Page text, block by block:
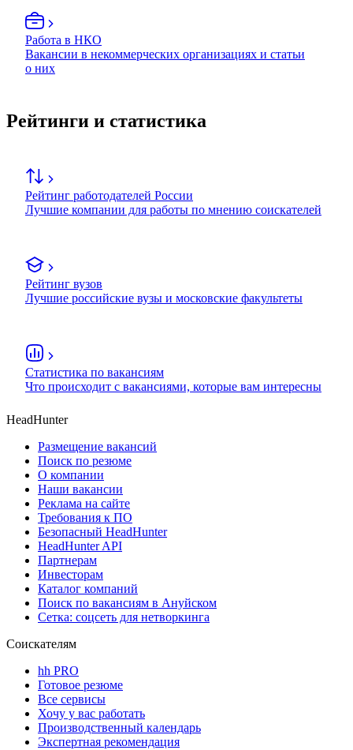
Работа в НКО
Вакансии в некоммерческих организациях и статьи
о них
Рейтинги и статистика
Рейтинг работодателей России
Лучшие компании для работы по мнению соискателей
Рейтинг вузов
Лучшие российские вузы и московские факультеты
Статистика по вакансиям
Что происходит с вакансиями, которые вам интересны
HeadHunter
Размещение вакансий
Поиск по резюме
О компании
Наши вакансии
Реклама на сайте
Требования к ПО
Безопасный HeadHunter
HeadHunter API
Партнерам
Инвесторам
Каталог компаний
Поиск по вакансиям в Ануйском
Сетка: соцсеть для нетворкинга
Соискателям
hh PRO
Готовое резюме
Все сервисы
Хочу у вас работать
Производственный календарь
Экспертная рекомендация